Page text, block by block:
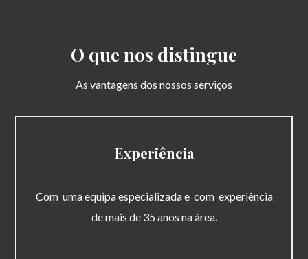
O que nos distingue
As vantagens dos nossos serviços
Experiência
Com uma equipa especializada e com experiência
de mais de 35 anos na área.